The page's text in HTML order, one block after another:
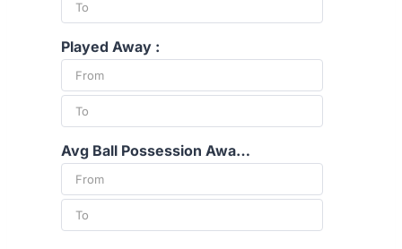
Played Away :
Avg Ball Possession Away :